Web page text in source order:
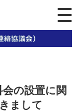
の設置に関
まして